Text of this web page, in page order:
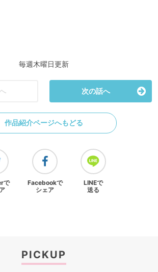
毎週木曜日更新
次の話へ
作品紹介ページへもどる
で
Facebookで
シェア
LINEで
送る
PICKUP